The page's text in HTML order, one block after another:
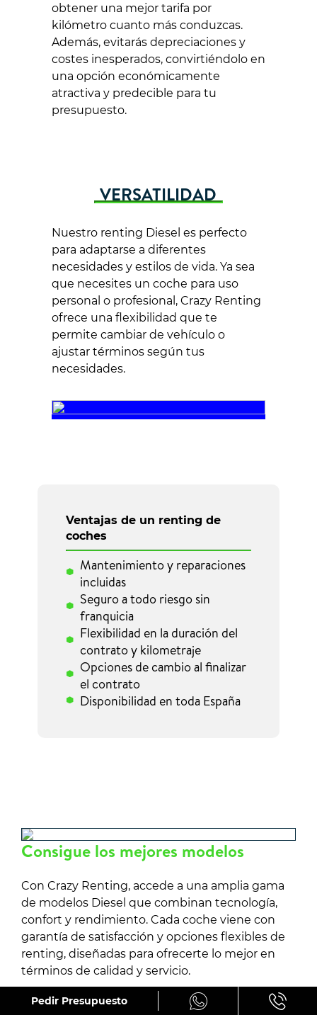
obtener una mejor tarifa por
kilómetro cuanto más conduzcas.
Además, evitarás depreciaciones y
costes inesperados, convirtiéndolo en
una opción económicamente
atractiva y predecible para tu
presupuesto.
VERSATILIDAD
Nuestro renting Diesel es perfecto
para adaptarse a diferentes
necesidades y estilos de vida. Ya sea
que necesites un coche para uso
personal o profesional, Crazy Renting
ofrece una flexibilidad que te
permite cambiar de vehículo o
ajustar términos según tus
necesidades.
Ventajas de un renting de
coches
Mantenimiento y reparaciones
incluidas
Seguro a todo riesgo sin
franquicia
Flexibilidad en la duración del
contrato y kilometraje
Opciones de cambio al finalizar
el contrato
Disponibilidad en toda España
Consigue los mejores modelos
Con Crazy Renting, accede a una amplia gama
de modelos Diesel que combinan tecnología,
confort y rendimiento. Cada coche viene con
garantía de satisfacción y opciones flexibles de
renting, diseñadas para ofrecerte lo mejor en
términos de calidad y servicio.
Pedir Presupuesto